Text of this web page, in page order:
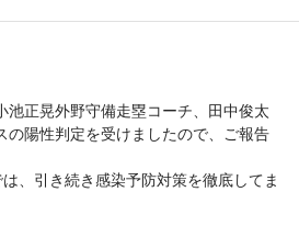
池正晃外野守備走塁コーチ、田中俊太
の陽性判定を受けましたので、ご報告
、引き続き感染予防対策を徹底してま